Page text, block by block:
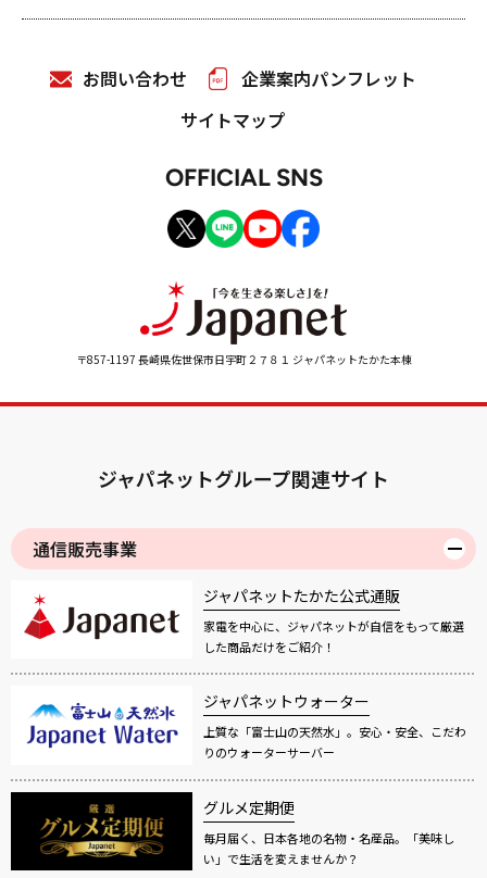
〒857-1197 長崎県佐世保市日宇町２７８１ ジャパネットたかた本棟
お問い合わせ
企業案内パンフレット
サイトマップ
OFFICIAL SNS
ジャパネットグループ関連サイト
通信販売事業
ジャパネットたかた公式通販
家電を中心に、ジャパネットが自信をもって厳選
した商品だけをご紹介！
ジャパネットウォーター
上質な「富士山の天然水」。安心・安全、こだわ
りのウォーターサーバー
グルメ定期便
毎月届く、日本各地の名物・名産品。「美味し
い」で生活を変えませんか？